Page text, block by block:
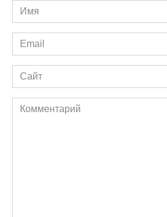
Имя
*
Email
*
Сайт
Комментарий